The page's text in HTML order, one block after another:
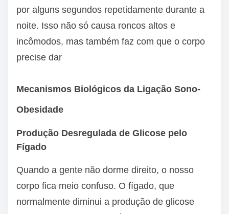
por alguns segundos repetidamente durante a
noite. Isso não só causa roncos altos e
incômodos, mas também faz com que o corpo
precise dar
Mecanismos Biológicos da Ligação Sono-
Obesidade
Produção Desregulada de Glicose pelo
Fígado
Quando a gente não dorme direito, o nosso
corpo fica meio confuso. O fígado, que
normalmente diminui a produção de glicose